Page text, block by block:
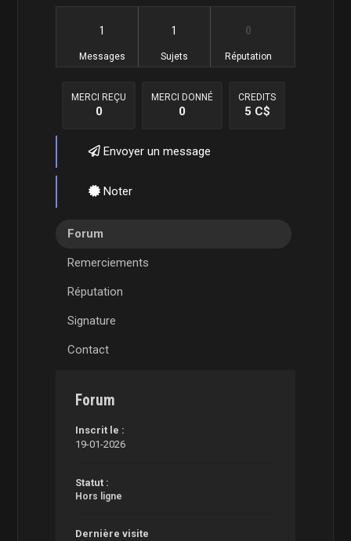
1
Messages
1
Sujets
0
Réputation
MERCI REÇU
0
MERCI DONNÉ
0
CREDITS
5 C$
Envoyer un message
Noter
Forum
Remerciements
Réputation
Signature
Contact
Forum
Inscrit le :
19-01-2026
Statut :
Hors ligne
Dernière visite